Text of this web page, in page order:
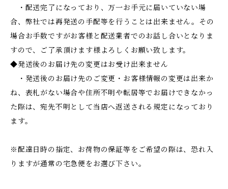
・配送完了になっており、万一お手元に届いていない場
合、弊社では再発送の手配等を行うことは出来ません。その
場合お手数ですがお客様と配送業者でのお話し合いとなりま
すので、ご了承頂けます様よろしくお願い致します。
◆発送後のお届け先の変更はお受け出来ません
・発送後のお届け先のご変更・お客様情報の変更は出来か
ね、表札がない場合や住所不明や転居等でお届けできなかっ
た際は、宛先不明として当店へ返送される規定になっており
ます。
※配達日時の指定、お荷物の保証等をご希望の際は、恐れ入
りますが通常の宅急便をお選び下さい。